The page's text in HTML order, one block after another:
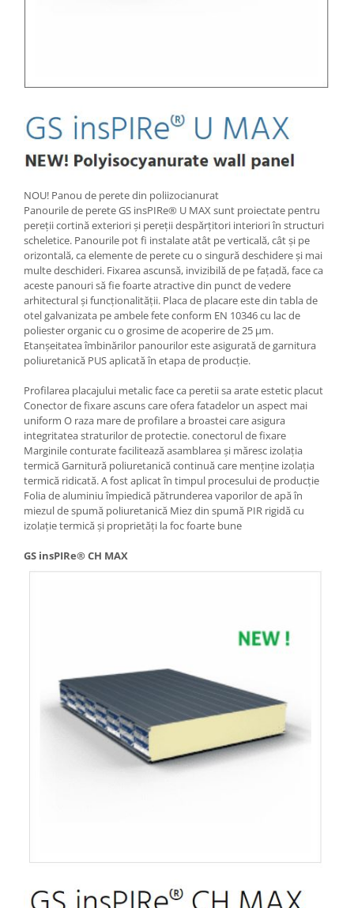
NOU! Panou de perete din poliizocianurat
Panourile de perete GS insPIRe® U MAX sunt proiectate pentru
pereții cortină exteriori și pereții despărțitori interiori în structuri
scheletice. Panourile pot fi instalate atât pe verticală, cât și pe
orizontală, ca elemente de perete cu o singură deschidere și mai
multe deschideri. Fixarea ascunsă, invizibilă de pe fațadă, face ca
aceste panouri să fie foarte atractive din punct de vedere
arhitectural și funcționalității. Placa de placare este din tabla de
otel galvanizata pe ambele fete conform EN 10346 cu lac de
poliester organic cu o grosime de acoperire de 25 μm.
Etanșeitatea îmbinărilor panourilor este asigurată de garnitura
poliuretanică PUS aplicată în etapa de producție.
Profilarea placajului metalic face ca peretii sa arate estetic placut
Conector de fixare ascuns care ofera fatadelor un aspect mai
uniform O raza mare de profilare a broastei care asigura
integritatea straturilor de protectie. conectorul de fixare
Marginile conturate facilitează asamblarea și măresc izolația
termică Garnitură poliuretanică continuă care menține izolația
termică ridicată. A fost aplicat în timpul procesului de producție
Folia de aluminiu împiedică pătrunderea vaporilor de apă în
miezul de spumă poliuretanică Miez din spumă PIR rigidă cu
izolație termică și proprietăți la foc foarte bune
GS insPIRe® CH MAX